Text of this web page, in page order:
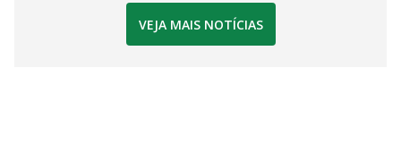
VEJA MAIS NOTÍCIAS